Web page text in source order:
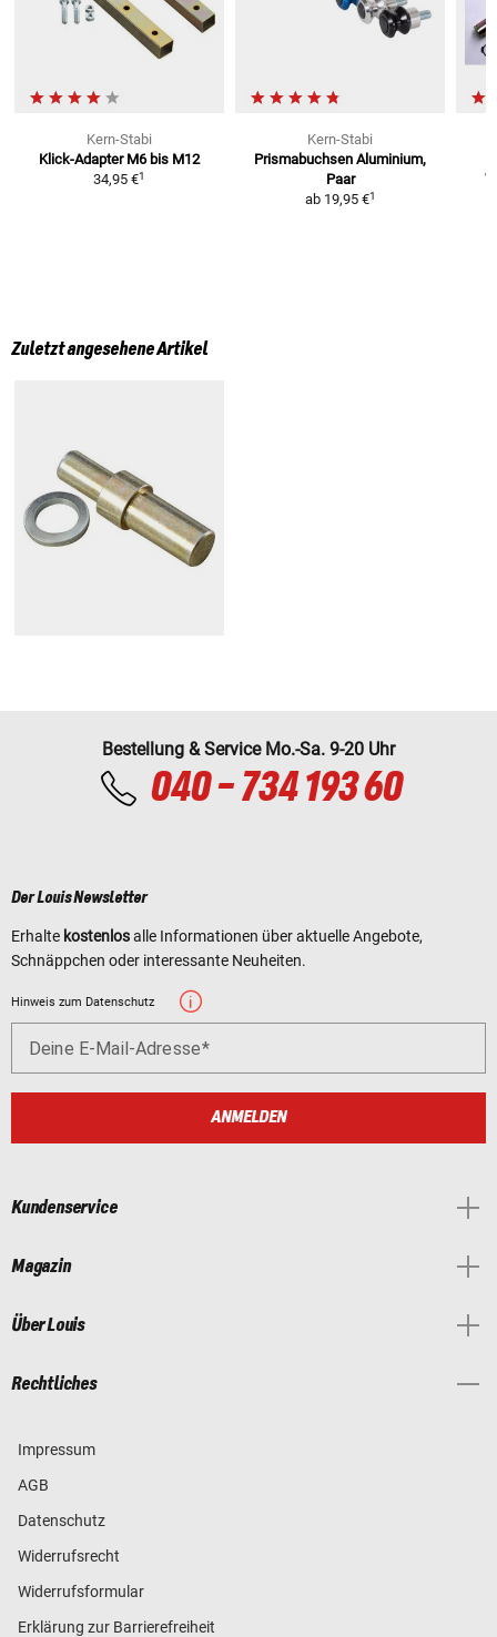
Kern-Stabi
Klick-Adapter M6 bis M12
34,95 €1
Kern-Stabi
Prismabuchsen Aluminium,
Paar
ab 19,95 €1
Zuletzt angesehene Artikel
Bestellung & Service Mo.-Sa. 9-20 Uhr
040 - 734 193 60
Der Louis Newsletter
Erhalte kostenlosalle Informationen über aktuelle Angebote,
Schnäppchen oder interessante Neuheiten.
Hinweis zum Datenschutz
Deine E-Mail-Adresse
ANMELDEN
Kundenservice
Magazin
Über Louis
Rechtliches
Impressum
AGB
Datenschutz
Widerrufsrecht
Widerrufsformular
Erklärung zur Barrierefreiheit